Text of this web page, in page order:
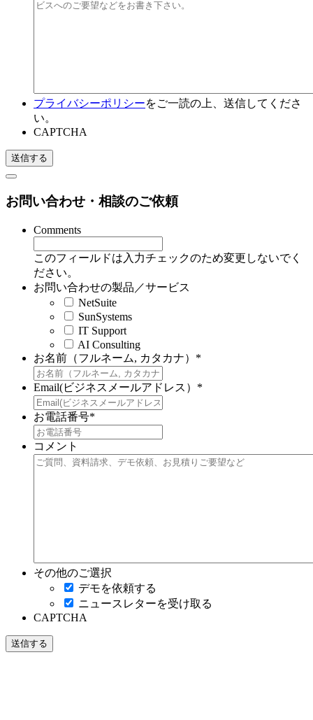
プライバシーポリシーをご一読の上、送信してくださ
い。
CAPTCHA
お問い合わせ・相談のご依頼
Comments
このフィールドは入力チェックのため変更しないでく
ださい。
お問い合わせの製品／サービス
NetSuite
SunSystems
IT Support
AI Consulting
お名前（フルネーム, カタカナ） *
Email(ビジネスメールアドレス） *
お電話番号*
コメント
その他のご選択
デモを依頼する
ニュースレターを受け取る
CAPTCHA